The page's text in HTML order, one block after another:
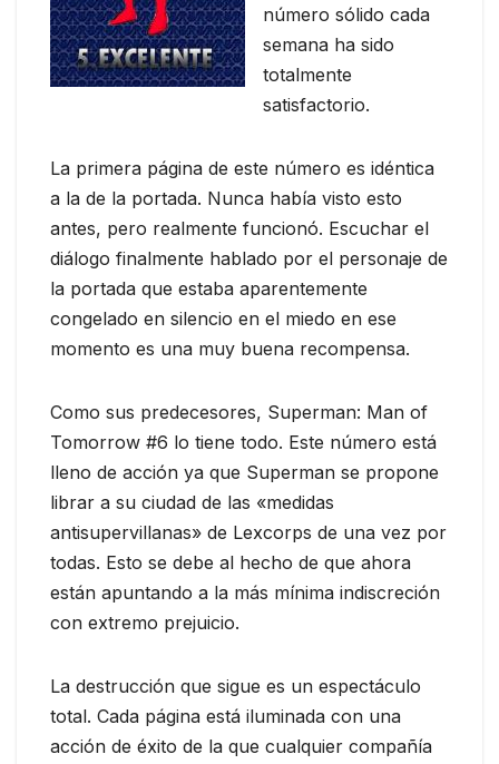
número sólido cada
semana ha sido
totalmente
satisfactorio.
La primera página de este número es idéntica
a la de la portada. Nunca había visto esto
antes, pero realmente funcionó. Escuchar el
diálogo finalmente hablado por el personaje de
la portada que estaba aparentemente
congelado en silencio en el miedo en ese
momento es una muy buena recompensa.
Como sus predecesores, Superman: Man of
Tomorrow #6 lo tiene todo. Este número está
lleno de acción ya que Superman se propone
librar a su ciudad de las «medidas
antisupervillanas» de Lexcorps de una vez por
todas. Esto se debe al hecho de que ahora
están apuntando a la más mínima indiscreción
con extremo prejuicio.
La destrucción que sigue es un espectáculo
total. Cada página está iluminada con una
acción de éxito de la que cualquier compañía